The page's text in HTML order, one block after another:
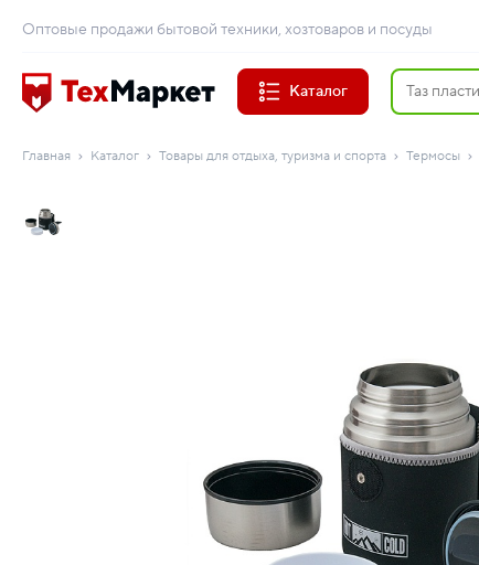
Оптовые продажи бытовой техники, хозтоваров и посуды
Каталог
Главная Каталог Товары для отдыха, туризма и спорта Термосы